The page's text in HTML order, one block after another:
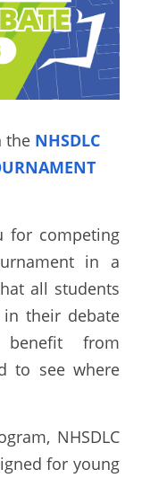
the NHSDLC
for competing
in a
all students
their debate
from
to see where
NHSDLC
for young